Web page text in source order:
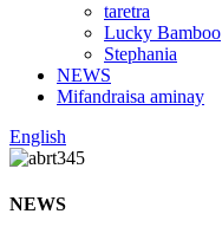
taretra
Lucky Bamboo
Stephania
NEWS
Mifandraisa aminay
English
NEWS